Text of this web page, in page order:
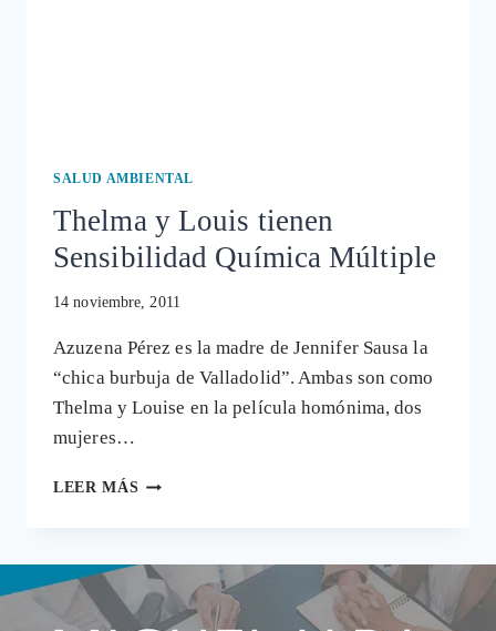
SALUD AMBIENTAL
Thelma y Louis tienen
Sensibilidad Química Múltiple
14 noviembre, 2011
Azuzena Pérez es la madre de Jennifer Sausa la
“chica burbuja de Valladolid”. Ambas son como
Thelma y Louise en la película homónima, dos
mujeres…
LEER MÁS THELMA
SENSIBILIDAD
QUÍMICA
MÚLTIPLE